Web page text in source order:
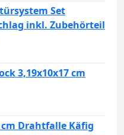
Set
inkl. Zubehörteil
3,19x10x17 cm
Drahtfalle Käfig